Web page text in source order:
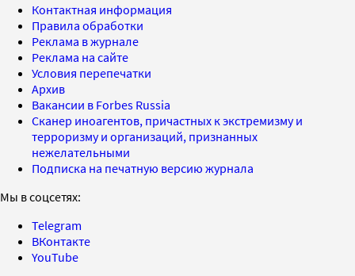
Контактная информация
Правила обработки
Реклама в журнале
Реклама на сайте
Условия перепечатки
Архив
Вакансии в Forbes Russia
Сканер иноагентов, причастных к экстремизму и
терроризму и организаций, признанных
нежелательными
Подписка на печатную версию журнала
Мы в соцсетях:
Telegram
ВКонтакте
YouTube